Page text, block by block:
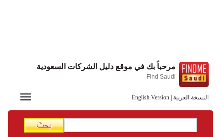
النسخة العربية English Version
مرحباً بك في موقع دليل الشركات السعودية
Find Saudi
Toggle